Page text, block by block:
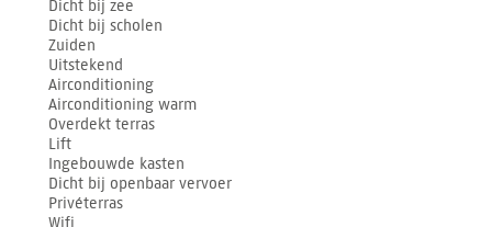
Dicht bij zee
Dicht bij scholen
Zuiden
Uitstekend
Airconditioning
Airconditioning warm
Overdekt terras
Lift
Ingebouwde kasten
Dicht bij openbaar vervoer
Privéterras
Wifi